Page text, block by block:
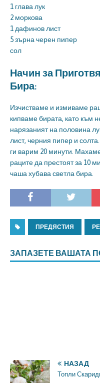
1 глава лук
2 моркова
1 дафинов лист
5 зърна черен пипер
сол
Начин за
Бира:
Изчистваме и измиваме
кипваме бирата, като към
нарязаният на половина
лист, черния пипер и
ги варим 20 минути.
раците да престоят за 10
чаша хубава светла бира.
ПРЕДЯСТИЯ
ЗАПАЗЕТЕ ВАШАТА
НАЗАД
Топли